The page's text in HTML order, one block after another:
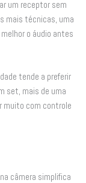
um receptor sem
mais técnicas, uma
o áudio antes
tende a preferir
set, mais de uma
muito com controle
câmera simplifica